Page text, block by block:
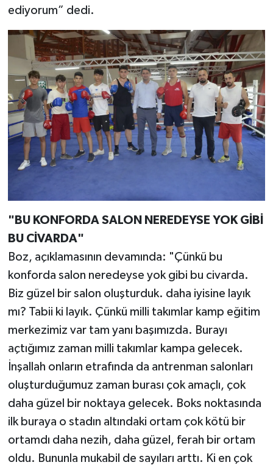
ediyorum” dedi.
"BU KONFORDA SALON NEREDEYSE YOK GİBİ
BU CİVARDA"
Boz, açıklamasının devamında: "Çünkü bu
konforda salon neredeyse yok gibi bu civarda.
Biz güzel bir salon oluşturduk. daha iyisine layık
mı? Tabii ki layık. Çünkü milli takımlar kamp eğitim
merkezimiz var tam yanı başımızda. Burayı
açtığımız zaman milli takımlar kampa gelecek.
İnşallah onların etrafında da antrenman salonları
oluşturduğumuz zaman burası çok amaçlı, çok
daha güzel bir noktaya gelecek. Boks noktasında
ilk buraya o stadın altındaki ortam çok kötü bir
ortamdı daha nezih, daha güzel, ferah bir ortam
oldu. Bununla mukabil de sayıları arttı. Ki en çok
MİZAH
TARİH
Genel
Politika
BİLİM TEKNOLOJİ
ASAYİŞ
ÇEVRE
BİLİM VE TEKNOLOJİ
YARIŞMALAR
TANITIM
HABERDE İNSAN